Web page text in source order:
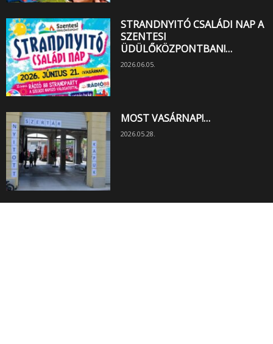
STRANDNYITÓ CSALÁDI NAP A
SZENTESI
ÜDÜLŐKÖZPONTBAN!…
2026.06.05.
MOST VASÁRNAP!…
2026.05.28.